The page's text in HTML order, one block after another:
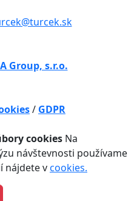
Group, s.r.o.
/ GDPR
cookies Na
návštevnosti používame
nájdete vcookies.